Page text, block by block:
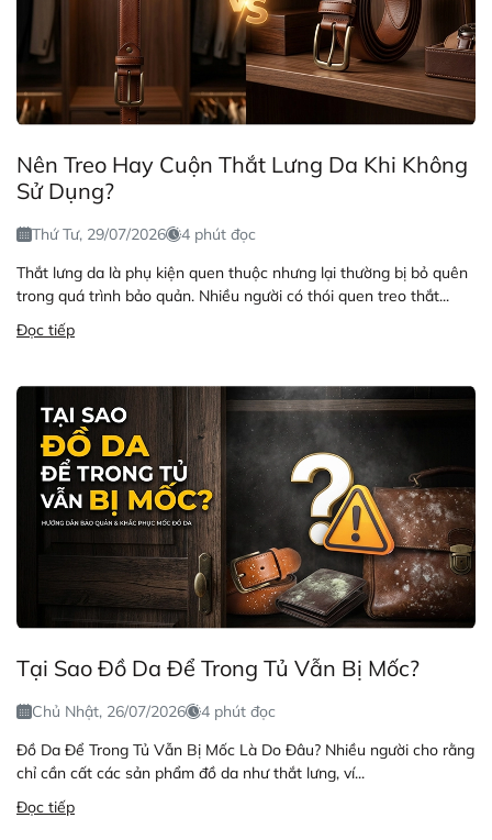
Nên Treo Hay Cuộn Thắt Lưng Da Khi Không
Sử Dụng?
Thứ Tư, 29/07/2026
4 phút đọc
Thắt lưng da là phụ kiện quen thuộc nhưng lại thường bị bỏ quên
trong quá trình bảo quản. Nhiều người có thói quen treo thắt...
Đọc tiếp
Tại Sao Đồ Da Để Trong Tủ Vẫn Bị Mốc?
Chủ Nhật, 26/07/2026
4 phút đọc
Đồ Da Để Trong Tủ Vẫn Bị Mốc Là Do Đâu? Nhiều người cho rằng
chỉ cần cất các sản phẩm đồ da như thắt lưng, ví...
Đọc tiếp